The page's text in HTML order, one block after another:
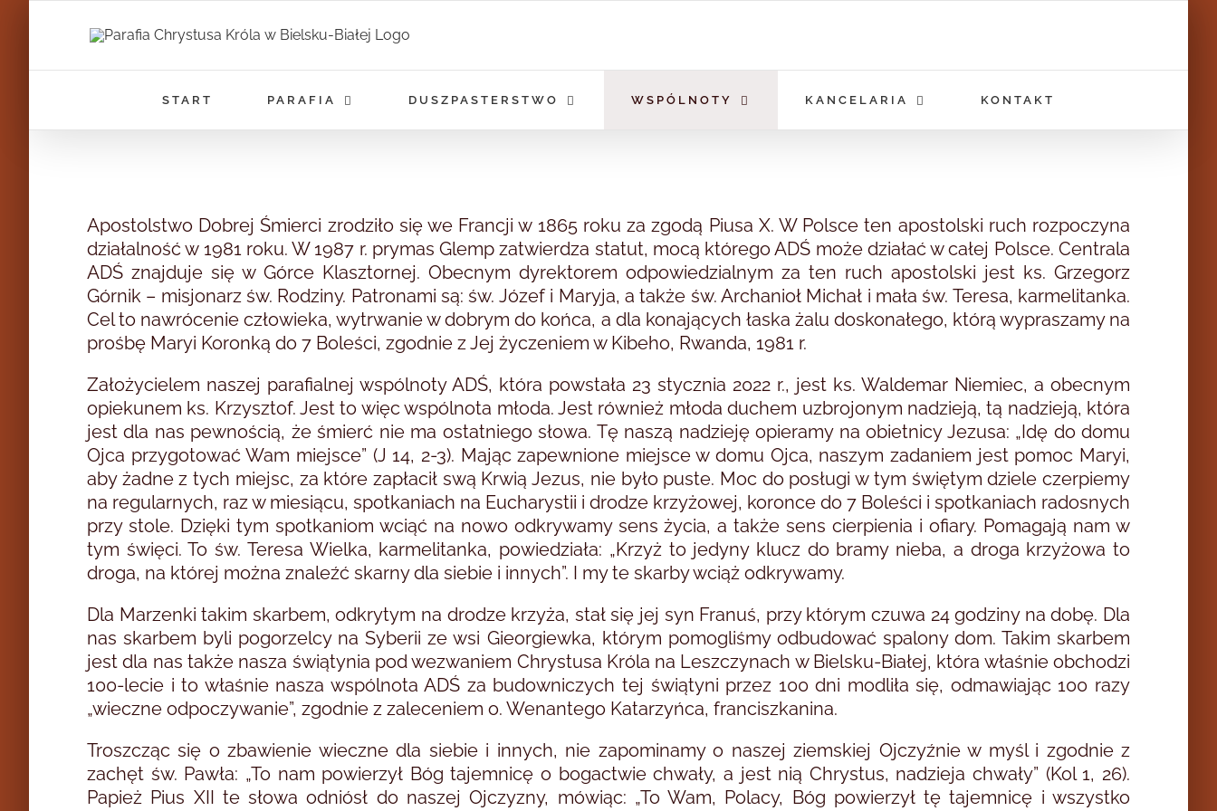
START PARAFIA DUSZPASTERSTWO WSPÓLNOTY KANCELARIA KONTAKT
Apostolstwo Dobrej Śmierci zrodziło się we Francji w 1865 roku za zgodą Piusa X. W Polsce ten apostolski ruch rozpoczyna
działalność w 1981 roku. W 1987 r. prymas Glemp zatwierdza statut, mocą którego ADŚ może działać w całej Polsce. Centrala
ADŚ znajduje się w Górce Klasztornej. Obecnym dyrektorem odpowiedzialnym za ten ruch apostolski jest ks. Grzegorz
Górnik – misjonarz św. Rodziny. Patronami są: św. Józef i Maryja, a także św. Archanioł Michał i mała św. Teresa, karmelitanka.
Cel to nawrócenie człowieka, wytrwanie w dobrym do końca, a dla konających łaska żalu doskonałego, którą wypraszamy na
prośbę Maryi Koronką do 7 Boleści, zgodnie z Jej życzeniem w Kibeho, Rwanda, 1981 r.
Założycielem naszej parafialnej wspólnoty ADŚ, która powstała 23 stycznia 2022 r., jest ks. Waldemar Niemiec, a obecnym
opiekunem ks. Krzysztof. Jest to więc wspólnota młoda. Jest również młoda duchem uzbrojonym nadzieją, tą nadzieją, która
jest dla nas pewnością, że śmierć nie ma ostatniego słowa. Tę naszą nadzieję opieramy na obietnicy Jezusa: „Idę do domu
Ojca przygotować Wam miejsce” (J 14, 2-3). Mając zapewnione miejsce w domu Ojca, naszym zadaniem jest pomoc Maryi,
aby żadne z tych miejsc, za które zapłacił swą Krwią Jezus, nie było puste. Moc do posługi w tym świętym dziele czerpiemy
na regularnych, raz w miesiącu, spotkaniach na Eucharystii i drodze krzyżowej, koronce do 7 Boleści i spotkaniach radosnych
przy stole. Dzięki tym spotkaniom wciąć na nowo odkrywamy sens życia, a także sens cierpienia i ofiary. Pomagają nam w
tym święci. To św. Teresa Wielka, karmelitanka, powiedziała: „Krzyż to jedyny klucz do bramy nieba, a droga krzyżowa to
droga, na której można znaleźć skarny dla siebie i innych”. I my te skarby wciąż odkrywamy.
Dla Marzenki takim skarbem, odkrytym na drodze krzyża, stał się jej syn Franuś, przy którym czuwa 24 godziny na dobę. Dla
nas skarbem byli pogorzelcy na Syberii ze wsi Gieorgiewka, którym pomogliśmy odbudować spalony dom. Takim skarbem
jest dla nas także nasza świątynia pod wezwaniem Chrystusa Króla na Leszczynach w Bielsku-Białej, która właśnie obchodzi
100-lecie i to właśnie nasza wspólnota ADŚ za budowniczych tej świątyni przez 100 dni modliła się, odmawiając 100 razy
„wieczne odpoczywanie”, zgodnie z zaleceniem o. Wenantego Katarzyńca, franciszkanina.
Troszcząc się o zbawienie wieczne dla siebie i innych, nie zapominamy o naszej ziemskiej Ojczyźnie w myśl i zgodnie z
zachęt św. Pawła: „To nam powierzył Bóg tajemnicę o bogactwie chwały, a jest nią Chrystus, nadzieja chwały” (Kol 1, 26).
Papież Pius XII te słowa odniósł do naszej Ojczyzny, mówiąc: „To Wam, Polacy, Bóg powierzył tę tajemnicę i wszystko